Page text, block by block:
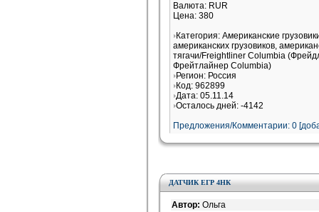
Валюта: RUR
Цена: 380
Категория: Американские
американских грузовиков,
тягачи/Freightliner Columbia
Фрейтлайнер Columbia)
Регион: Россия
Код: 962899
Дата: 05.11.14
Осталось дней: -4142
Предложения/Комментарии: 0
ДАТЧИК ЕГР 4НК
Автор: Ольга